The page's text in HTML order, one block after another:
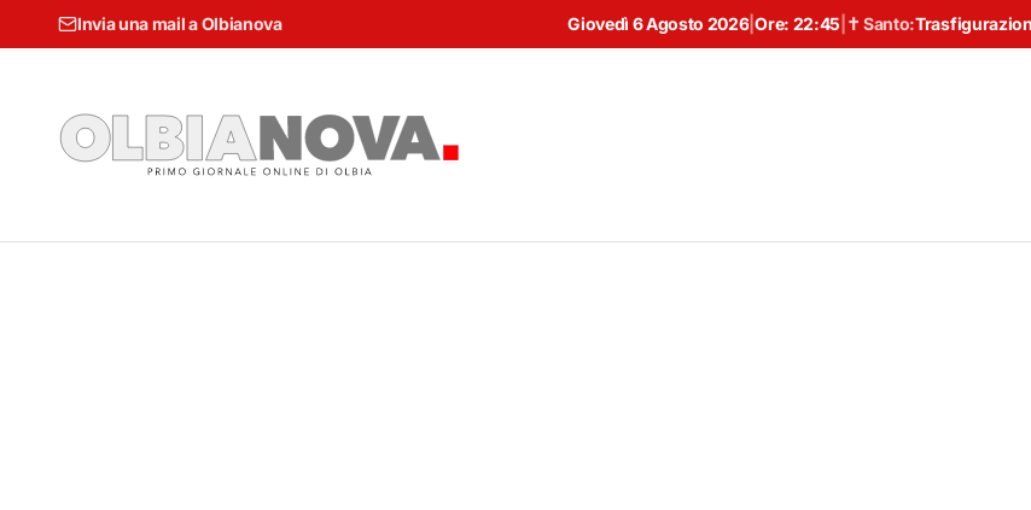
Invia una mail a Olbianova Giovedì 6 Agosto 2026 |Ore: 22:45 ✝ Santo: